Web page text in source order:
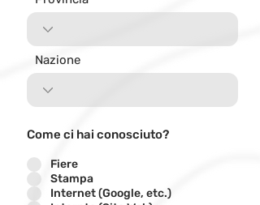
Nazione
Come ci hai conosciuto?
Fiere
Stampa
Internet (Google, etc.)